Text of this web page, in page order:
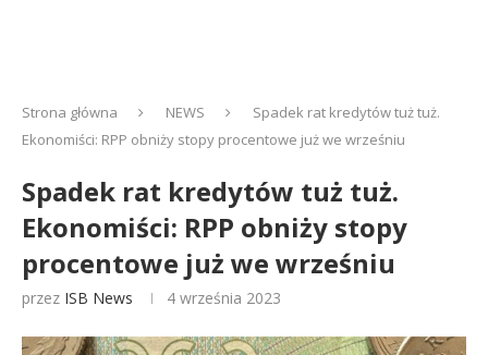
Strona główna NEWS
Spadek rat kredytów tuż tuż.
Ekonomiści: RPP obniży stopy procentowe już we wrześniu
Spadek rat kredytów tuż tuż.
Ekonomiści: RPP obniży stopy
procentowe już we wrześniu
przez ISB News 4 września 2023